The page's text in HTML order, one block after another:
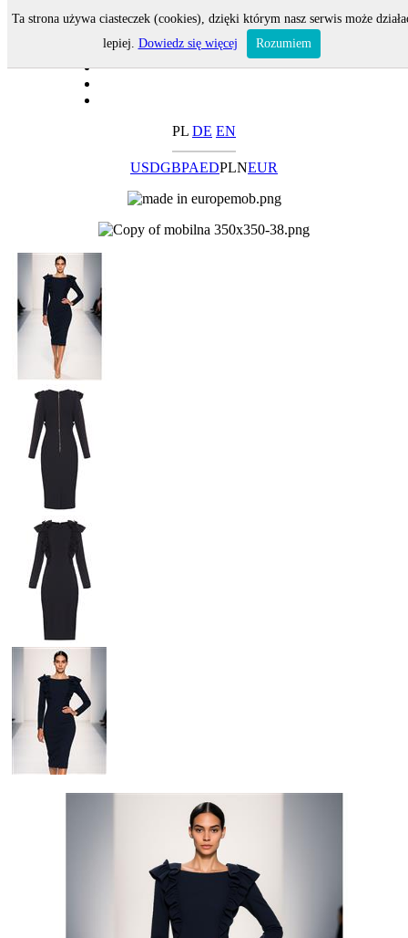
PL DE EN
USDGBPAEDPLNEUR
Ta strona używa ciasteczek (cookies), dzięki którym nasz serwis może
lepiej. Dowiedz się więcej Rozumiem